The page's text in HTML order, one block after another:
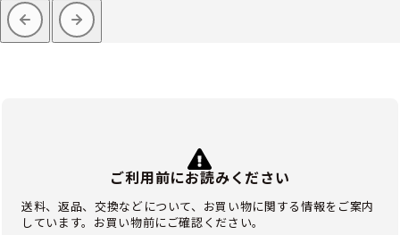
ご利用前にお読みください
送料、返品、交換などについて、お買い物に関する情報をご案内
しています。お買い物前にご確認ください。